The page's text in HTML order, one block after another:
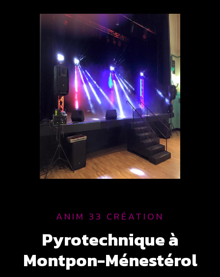
ANIM 33 CRÉATION
pyrotechnique à
Montpon-Ménestérol